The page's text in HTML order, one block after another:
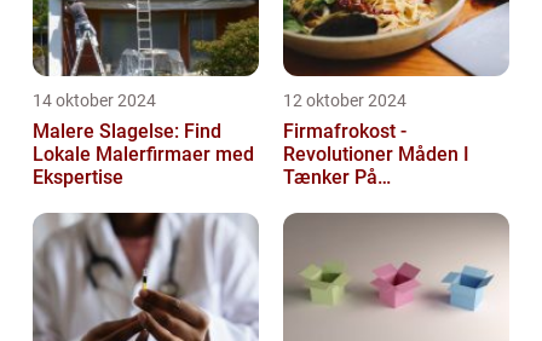
14 oktober 2024
Malere Slagelse: Find
Lokale Malerfirmaer med
Ekspertise
12 oktober 2024
Firmafrokost -
Revolutioner Måden I
Tænker På